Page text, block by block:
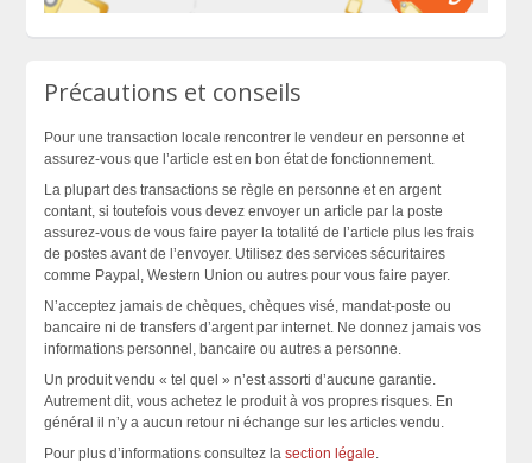
Précautions et conseils
Pour une transaction locale rencontrer le vendeur en personne et
assurez-vous que l’article est en bon état de fonctionnement.
La plupart des transactions se règle en personne et en argent
contant, si toutefois vous devez envoyer un article par la poste
assurez-vous de vous faire payer la totalité de l’article plus les frais
de postes avant de l’envoyer. Utilisez des services sécuritaires
comme Paypal, Western Union ou autres pour vous faire payer.
N’acceptez jamais de chèques, chèques visé, mandat-poste ou
bancaire ni de transfers d’argent par internet. Ne donnez jamais vos
informations personnel, bancaire ou autres a personne.
Un produit vendu « tel quel » n’est assorti d’aucune garantie.
Autrement dit, vous achetez le produit à vos propres risques. En
général il n’y a aucun retour ni échange sur les articles vendu.
Pour plus d’informations consultez lasection légale